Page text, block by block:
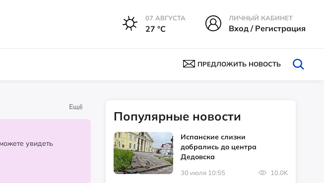
07 АВГУСТА
27 °С
ЛИЧНЫЙ КАБИНЕТ
Вход / Регистрация
ПРЕДЛОЖИТЬ НОВОСТЬ
Ещё
Популярные новости
Испанские слизни
добрались до центра
Дедовска
30 июля 10:55 10.0K